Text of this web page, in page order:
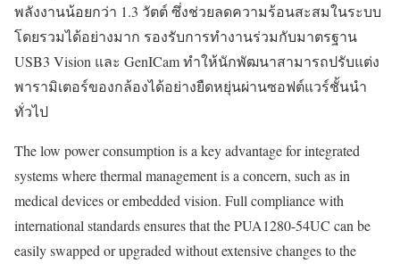
พลังงานน้อยกว่า 1.3 วัตต์ ซึ่งช่วยลดความร้อนสะสมในระบบ
โดยรวมได้อย่างมาก รองรับการทำงานร่วมกับมาตรฐาน
USB3 Vision และ GenICam ทำให้นักพัฒนาสามารถปรับแต่ง
พารามิเตอร์ของกล้องได้อย่างยืดหยุ่นผ่านซอฟต์แวร์ชั้นนำ
ทั่วไป
The low power consumption is a key advantage for integrated
systems where thermal management is a concern, such as in
medical devices or embedded vision. Full compliance with
international standards ensures that the PUA1280-54UC can be
easily swapped or upgraded without extensive changes to the